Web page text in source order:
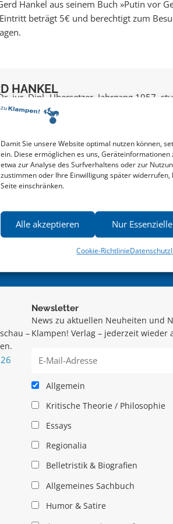
Damit Sie unsere Website optimal nutzen können,
ein. Diese ermöglichen es uns,
etwa zur Analyse des Surfverhaltens oder zur
zustimmen oder Ihre Einwilligung später widerrufen,
Seite einschränken.
Alle akzeptieren Nur Essenzielle
Cookie-RichtlinieDatenschutz
Hankel aus seinem Buch »Putin vor
beträgt 5€ und berechtigt zum
HANKEL
jur. Dipl.-Übersetzer, Jahrgang 1957,
1993 ist er freier Mitarbeiter des
seit ...
Hankel
–
Newsletter
News zu aktuellen Neuheiten und
Klampen! Verlag – jederzeit wieder
Allgemein
Kritische Theorie / Philosophie
Essays
Regionalia
Belletristik & Biografien
Allgemeines Sachbuch
Humor & Satire